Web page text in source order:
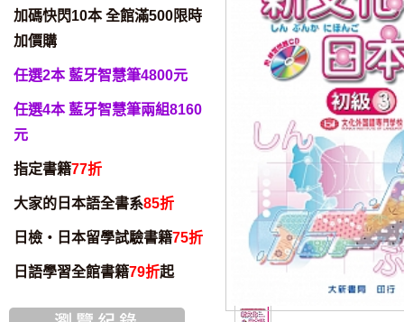
加碼快閃10本 全館滿500限時
加價購
任選2本 藍牙智慧筆4800元
任選4本 藍牙智慧筆兩組8160
元
指定書籍77折
大家的日本語全書系85折
日檢・日本留學試驗書籍75折
日語學習全館書籍79折起